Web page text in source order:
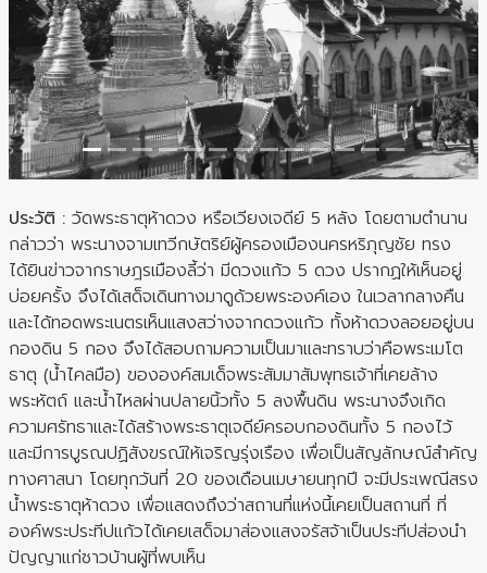
Previous Next
ประวัติ : วัดพระธาตุห้าดวง หรือเวียงเจดีย์ 5 หลัง โดยตามตำนาน
กล่าวว่า พระนางจามเทวีกษัตริย์ผู้ครองเมืองนครหริภุญชัย ทรง
ได้ยินข่าวจากราษฎรเมืองลี้ว่า มีดวงแก้ว 5 ดวง ปรากฏให้เห็นอยู่
บ่อยครั้ง จึงได้เสด็จเดินทางมาดูด้วยพระองค์เอง ในเวลากลางคืน
และได้ทอดพระเนตรเห็นแสงสว่างจากดวงแก้ว ทั้งห้าดวงลอยอยู่บน
กองดิน 5 กอง จึงได้สอบถามความเป็นมาและทราบว่าคือพระเมโต
ธาตุ (น้ำไคลมือ) ขององค์สมเด็จพระสัมมาสัมพุทธเจ้าที่เคยล้าง
พระหัตถ์ และน้ำไหลผ่านปลายนิ้วทั้ง 5 ลงพื้นดิน พระนางจึงเกิด
ความศรัทธาและได้สร้างพระธาตุเจดีย์ครอบกองดินทั้ง 5 กองไว้
และมีการบูรณปฏิสังขรณ์ให้เจริญรุ่งเรือง เพื่อเป็นสัญลักษณ์สำคัญ
ทางศาสนา โดยทุกวันที่ 20 ของเดือนเมษายนทุกปี จะมีประเพณีสรง
น้ำพระธาตุห้าดวง เพื่อแสดงถึงว่าสถานที่แห่งนี้เคยเป็นสถานที่ ที่
องค์พระประทีปแก้วได้เคยเสด็จมาส่องแสงจรัสจ้าเป็นประทีปส่องนำ
ปัญญาแก่ชาวบ้านผู้ที่พบเห็น